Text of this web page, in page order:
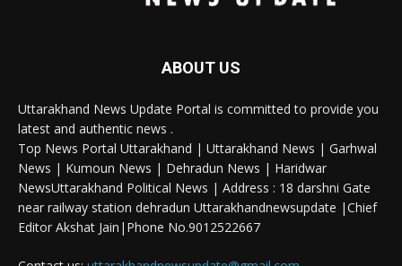
ABOUT US
Uttarakhand News Update Portal is committed to provide you
latest and authentic news .
Top News Portal Uttarakhand | Uttarakhand News | Garhwal
News | Kumoun News | Dehradun News | Haridwar
NewsUttarakhand Political News | Address : 18 darshni Gate
near railway station dehradun Uttarakhandnewsupdate |Chief
Editor Akshat Jain|Phone No.9012522667